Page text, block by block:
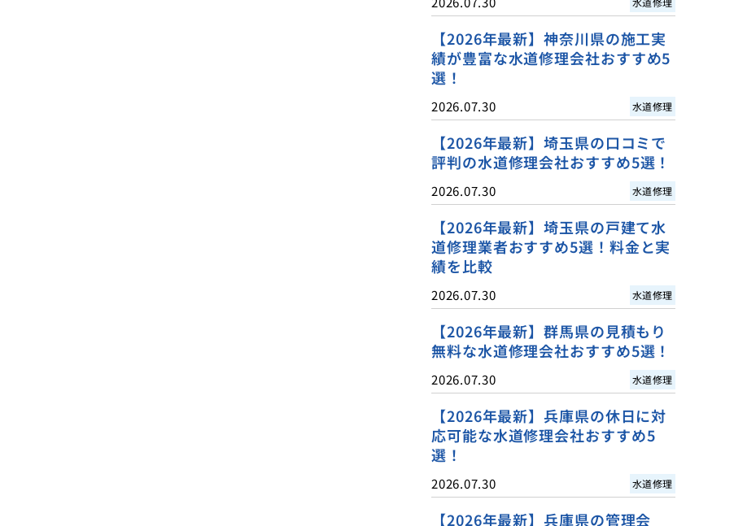
【2026年最新】神奈川県の施工実
績が豊富な水道修理会社おすすめ5
選！
2026.07.30 水道修理
【2026年最新】埼玉県の口コミで
評判の水道修理会社おすすめ5選！
2026.07.30 水道修理
【2026年最新】埼玉県の戸建て水
道修理業者おすすめ5選！料金と実
績を比較
2026.07.30 水道修理
【2026年最新】群馬県の見積もり
無料な水道修理会社おすすめ5選！
2026.07.30 水道修理
【2026年最新】兵庫県の休日に対
応可能な水道修理会社おすすめ5
選！
2026.07.30 水道修理
【2026年最新】兵庫県の管理会